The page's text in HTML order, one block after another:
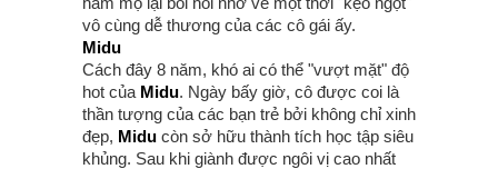
vô cùng dễ thương của các cô gái ấy.
Midu
Cách đây 8 năm, khó ai có thể "vượt mặt" độ
hot của Midu. Ngày bấy giờ, cô được coi là
thần tượng của các bạn trẻ bởi không chỉ xinh
đẹp, Midu còn sở hữu thành tích học tập siêu
khủng. Sau khi giành được ngôi vị cao nhất